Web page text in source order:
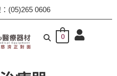
(05)265 0606
0